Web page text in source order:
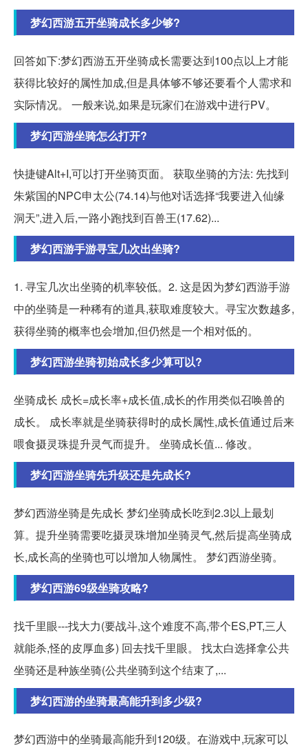
梦幻西游五开坐骑成长多少够?
回答如下:梦幻西游五开坐骑成长需要达到100点以上才能
获得比较好的属性加成,但是具体够不够还要看个人需求和
实际情况。 一般来说,如果是玩家们在游戏中进行PV。
梦幻西游坐骑怎么打开?
快捷键Alt+I,可以打开坐骑页面。 获取坐骑的方法: 先找到
朱紫国的NPC申太公(74.14)与他对话选择“我要进入仙缘
洞天”,进入后,一路小跑找到百兽王(17.62)...
梦幻西游手游寻宝几次出坐骑?
1. 寻宝几次出坐骑的机率较低。2. 这是因为梦幻西游手游
中的坐骑是一种稀有的道具,获取难度较大。寻宝次数越多,
获得坐骑的概率也会增加,但仍然是一个相对低的。
梦幻西游坐骑初始成长多少算可以?
坐骑成长 成长=成长率+成长值,成长的作用类似召唤兽的
成长。 成长率就是坐骑获得时的成长属性,成长值通过后来
喂食摄灵珠提升灵气而提升。 坐骑成长值... 修改。
梦幻西游坐骑先升级还是先成长?
梦幻西游坐骑是先成长 梦幻坐骑成长吃到2.3以上最划
算。提升坐骑需要吃摄灵珠增加坐骑灵气,然后提高坐骑成
长,成长高的坐骑也可以增加人物属性。 梦幻西游坐骑。
梦幻西游69级坐骑攻略?
找千里眼---找大力(要战斗,这个难度不高,带个ES,PT,三人
就能杀,怪的皮厚血多) 回去找千里眼。 找太白选择拿公共
坐骑还是种族坐骑(公共坐骑到这个结束了,...
梦幻西游的坐骑最高能升到多少级?
梦幻西游中的坐骑最高能升到120级。在游戏中,玩家可以